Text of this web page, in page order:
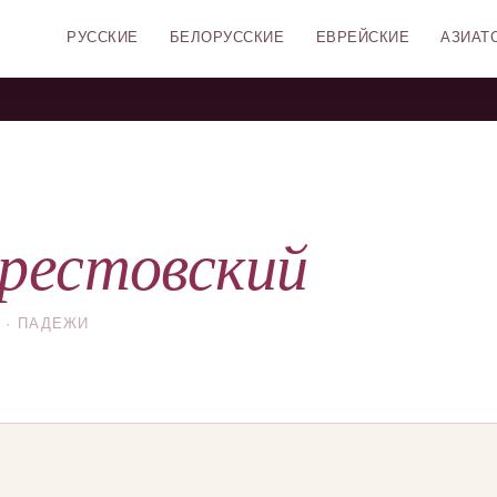
РУССКИЕ БЕЛОРУССКИЕ ЕВРЕЙСКИЕ
ПАДЕЖИ